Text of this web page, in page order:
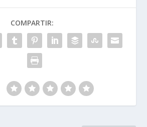
COMPARTIR: